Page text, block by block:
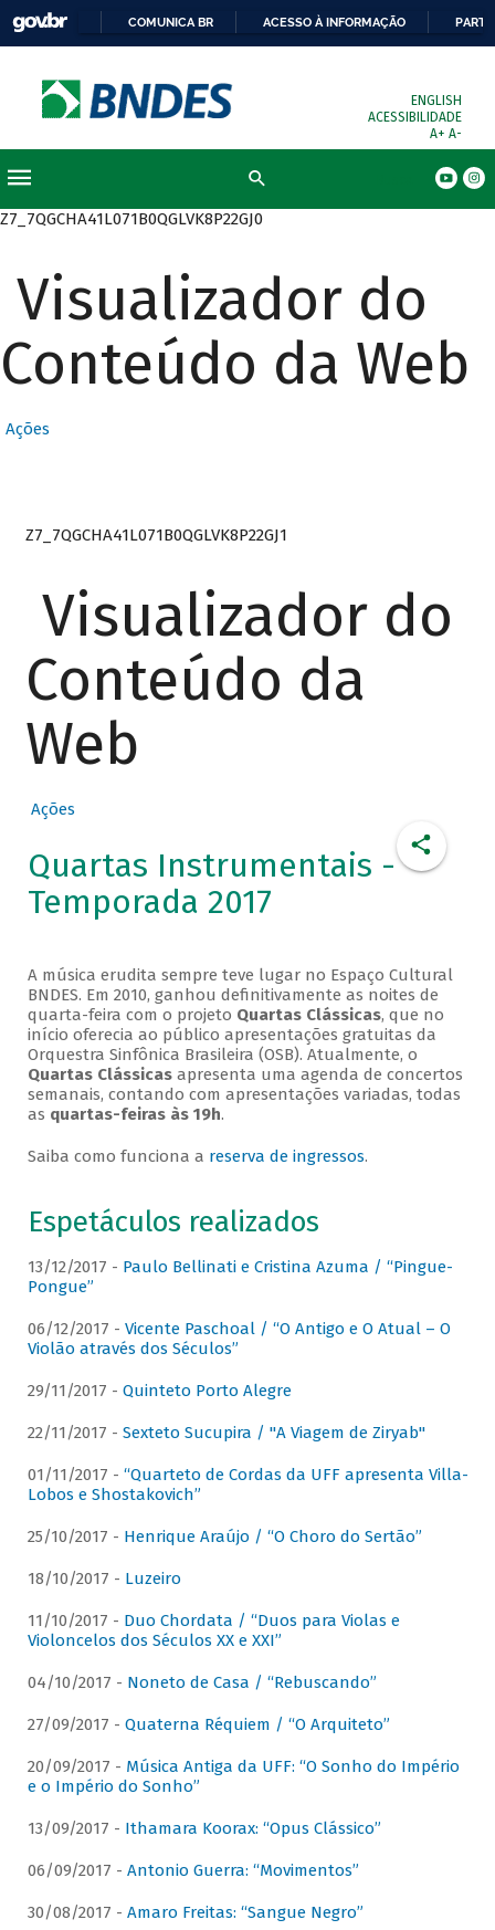
COMUNICA BR ACESSO À INFORMAÇÃO
ENGLISH
ACESSIBILIDADE
A+ A-
Z7_7QGCHA41L071B0QGLVK8P22GJ0
Visualizador do
Conteúdo da Web
Ações
Z7_7QGCHA41L071B0QGLVK8P22GJ1
Visualizador do
Conteúdo da
Web
Ações
Quartas Instrumentais -
Temporada 2017
A música erudita sempre teve lugar no Espaço Cultural
BNDES. Em 2010, ganhou definitivamente as noites de
quarta-feira com o projeto Quartas Clássicas, que no
início oferecia ao público apresentações gratuitas da
Orquestra Sinfônica Brasileira (OSB). Atualmente, o
Quartas Clássicasapresenta uma agenda de concertos
semanais, contando com apresentações variadas, todas
as quartas-feiras às 19h.
Saiba como funciona a reserva de ingressos.
Espetáculos realizados
13/12/2017 - Paulo Bellinati e Cristina Azuma / “Pingue-
Pongue”
06/12/2017 - Vicente Paschoal / “O Antigo e O Atual – O
Violão através dos Séculos”
29/11/2017 - Quinteto Porto Alegre
22/11/2017 - Sexteto Sucupira / "A Viagem de Ziryab"
01/11/2017 - “Quarteto de Cordas da UFF apresenta Villa-
Lobos e Shostakovich”
25/10/2017 - Henrique Araújo / “O Choro do Sertão”
18/10/2017 - Luzeiro
11/10/2017 - Duo Chordata / “Duos para Violas e
Violoncelos dos Séculos XX e XXI”
04/10/2017 - Noneto de Casa / “Rebuscando”
27/09/2017 - Quaterna Réquiem / “O Arquiteto”
20/09/2017 - Música Antiga da UFF: “O Sonho do Império
e o Império do Sonho”
13/09/2017 - Ithamara Koorax: “Opus Clássico”
06/09/2017 - Antonio Guerra: “Movimentos”
30/08/2017 - Amaro Freitas: “Sangue Negro”